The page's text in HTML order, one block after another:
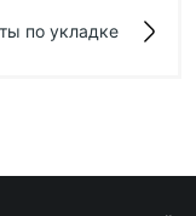
по укладке